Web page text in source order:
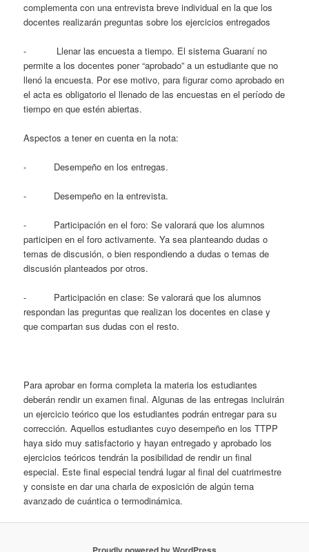
complementa con una entrevista breve individual en la que los
docentes realizarán preguntas sobre los ejercicios entregados
- Llenar las encuesta a tiempo. El sistema Guaraní no
permite a los docentes poner “aprobado” a un estudiante que no
llenó la encuesta. Por ese motivo, para figurar como aprobado en
el acta es obligatorio el llenado de las encuestas en el período de
tiempo en que estén abiertas.
Aspectos a tener en cuenta en la nota:
- Desempeño en los entregas.
- Desempeño en la entrevista.
- Participación en el foro: Se valorará que los alumnos
participen en el foro activamente. Ya sea planteando dudas o
temas de discusión, o bien respondiendo a dudas o temas de
discusión planteados por otros.
- Participación en clase: Se valorará que los alumnos
respondan las preguntas que realizan los docentes en clase y
que compartan sus dudas con el resto.
Para aprobar en forma completa la materia los estudiantes
deberán rendir un examen final. Algunas de las entregas incluirán
un ejercicio teórico que los estudiantes podrán entregar para su
corrección. Aquellos estudiantes cuyo desempeño en los TTPP
haya sido muy satisfactorio y hayan entregado y aprobado los
ejercicios teóricos tendrán la posibilidad de rendir un final
especial. Este final especial tendrá lugar al final del cuatrimestre
y consiste en dar una charla de exposición de algún tema
avanzado de cuántica o termodinámica.